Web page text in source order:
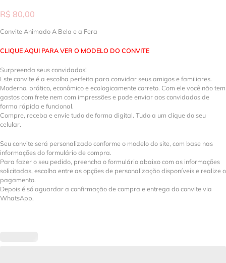
R$ 80,00
Convite Animado A Bela e a Fera
CLIQUE AQUI PARA VER O MODELO DO CONVITE
Surpreenda seus convidados!
Este convite é a escolha perfeita para convidar seus amigos e familiares.
Moderno, prático, econômico e ecologicamente correto. Com ele você não tem
gastos com frete nem com impressões e pode enviar aos convidados de
forma rápida e funcional.
Compre, receba e envie tudo de forma digital. Tudo a um clique do seu
celular.
Seu convite será personalizado conforme o modelo do site, com base nas
informações do formulário de compra.
Para fazer o seu pedido, preencha o formulário abaixo com as informações
solicitadas, escolha entre as opções de personalização disponíveis e realize o
pagamento.
Depois é só aguardar a confirmação de compra e entrega do convite via
WhatsApp.